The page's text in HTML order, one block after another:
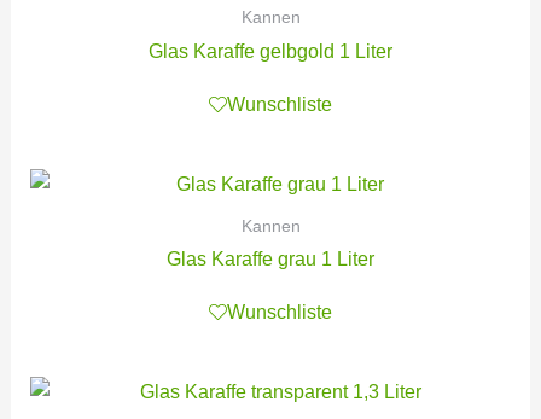
Kannen
Glas Karaffe gelbgold 1 Liter
Wunschliste
Kannen
Glas Karaffe grau 1 Liter
Wunschliste